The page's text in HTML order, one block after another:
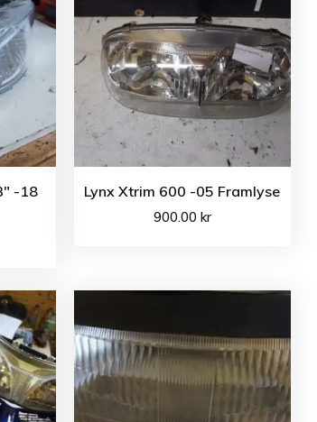
-18
Lynx Xtrim 600 -05 Framlyse
900.00 kr